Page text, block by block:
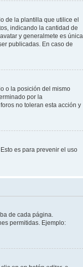
de la plantilla que utilice el
indicando la cantidad de
y generalmete es única
publicadas. En caso de
o la posición del mismo
por la
no toleran esta acción y
es para prevenir el uso
de cada página.
permitidas. Ejemplo: